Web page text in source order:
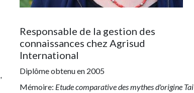
Responsable de la gestion des
connaissances chez Agrisud
International
Diplôme obtenu en 2005
Mémoire: Etude comparative des mythes d'origine Tai